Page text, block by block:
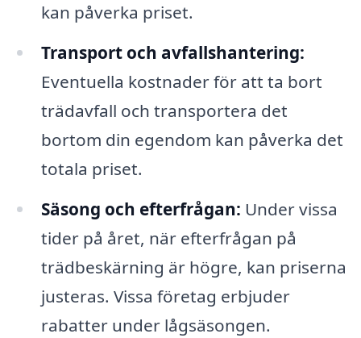
kan påverka priset.
Transport och avfallshantering:
Eventuella kostnader för att ta bort
trädavfall och transportera det
bortom din egendom kan påverka det
totala priset.
Säsong och efterfrågan: Under vissa
tider på året, när efterfrågan på
trädbeskärning är högre, kan priserna
justeras. Vissa företag erbjuder
rabatter under lågsäsongen.